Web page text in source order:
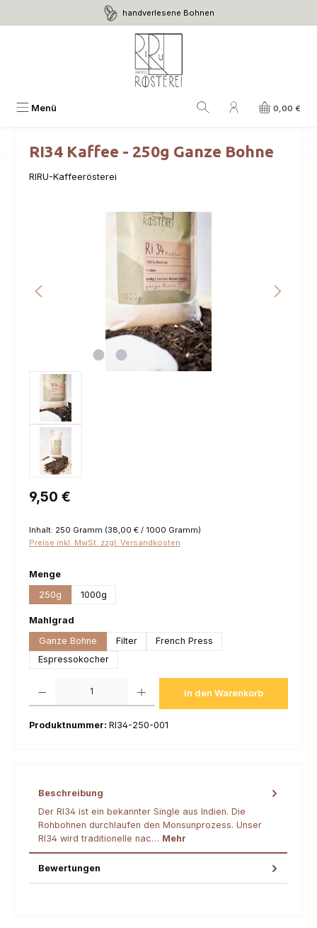
Zum Hauptinhalt springen handverlesene Bohnen
Menü 0,00 €
RI34 Kaffee - 250g Ganze Bohne
RIRU-Kaffeerösterei
Bildergalerie überspringen
Regulärer Preis:
9,50 €
Inhalt: 250 Gramm (38,00 € / 1000 Gramm)
Preise inkl. MwSt. zzgl. Versandkosten
Mengeauswählen
250g
1000g
Mahlgrad
Ganze Bohne
Filter
French Press
Espressokocher
In den Warenkorb
Produktnummer: RI34-250-001
Beschreibung
Der RI34 ist ein bekannter Single aus Indien. Die
Rohbohnen durchlaufen den Monsunprozess. Unser
RI34 wird traditionelle nac… Mehr
Bewertungen